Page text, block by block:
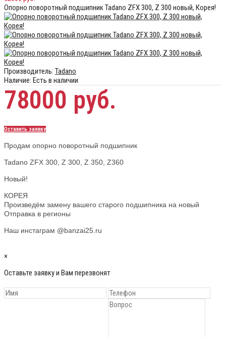
Опорно поворотный подшипник Tadano ZFX 300, Z 300 новый, Корея!
Производитель: Tadano
Наличие: Есть в наличии
78000 руб.
Оставить заявку
Продам опорно поворотный подшипник
Tadano ZFX 300, Z 300, Z 350, Z360
Новый!
КОРЕЯ
Произведём замену вашего старого подшипника на новый
Отправка в регионы
Наш инстаграм @banzai25.ru
×
Оставьте заявку и Вам перезвонят